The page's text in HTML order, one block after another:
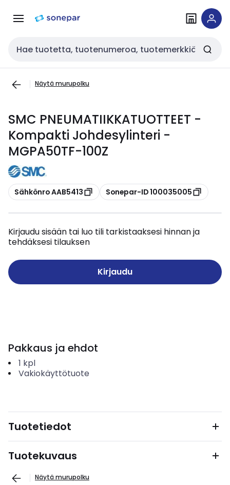
navigointiinsisältöön
Haku
Näytä murupolku
SMC PNEUMATIIKKATUOTTEET -
Kompakti Johdesylinteri -
MGPA50TF-100Z
Kopioi
Sähkönro AAB5413 Kopioi
Sonepar-ID 100035005
Kirjaudu sisään tai luo tili tarkistaaksesi hinnan ja
tehdäksesi tilauksen
Kirjaudu
Pakkaus ja ehdot
1 kpl
Vakiokäyttötuote
Tuotetiedot
Tuotekuvaus
Näytä murupolku